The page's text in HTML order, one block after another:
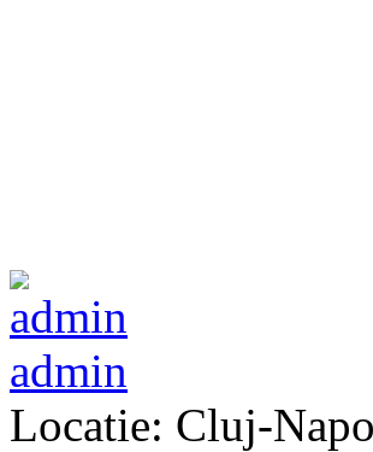
admin
Locatie: Cluj-